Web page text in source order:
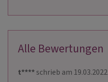
Alle Bewertungen
t****schrieb am 19.03.2022